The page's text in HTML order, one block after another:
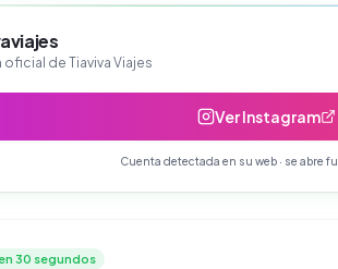
oficial deTiaviva Viajes
Ver Instagram
Cuenta detectada en su web · se abre
30 segundos